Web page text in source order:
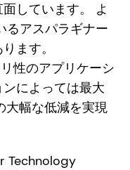
しています。 よ
るアスパラギナー
ます。
性のアプリケーシ
によっては最大
大幅な低減を実現
Technology